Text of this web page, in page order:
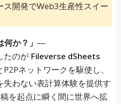
ス開発でWeb3生産性スイー
何か？」―
たのが Fileverse dSheets
ネットワークを駆使し、
わない表計算体験を提供す
を起点に瞬く間に世界へ拡